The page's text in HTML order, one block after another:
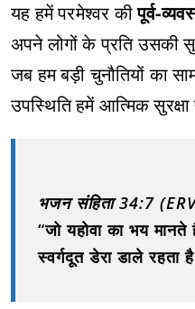
यह हमें परमेश्‍वर कीपूर्व-
अपने लोगों के प्रति उसकी
जब हम बड़ी चुनौतियों का
उपस्थिति हमें आत्मिक
भजन संहिता 34:7
“जो यहोवा का भय
स्वर्गदूत डेरा डाले रहता